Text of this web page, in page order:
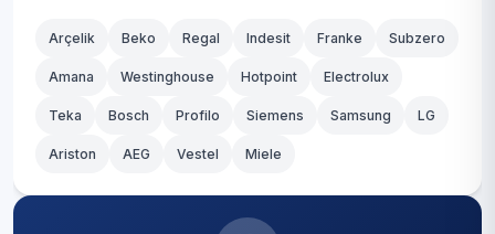
Arçelik Beko Regal Indesit Franke Subzero
Amana Westinghouse Hotpoint Electrolux
Teka Bosch Profilo Siemens Samsung LG
Ariston AEG Vestel Miele